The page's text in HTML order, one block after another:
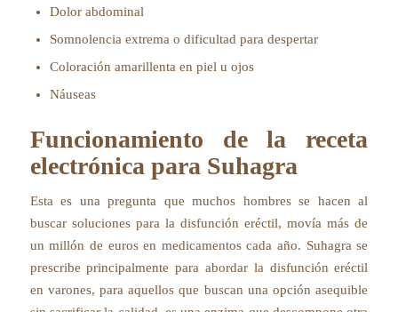
Dolor abdominal
Somnolencia extrema o dificultad para despertar
Coloración amarillenta en piel u ojos
Náuseas
Funcionamiento de la receta
electrónica para Suhagra
Esta es una pregunta que muchos hombres se hacen al
buscar soluciones para la disfunción eréctil, movía más de
un millón de euros en medicamentos cada año. Suhagra se
prescribe principalmente para abordar la disfunción eréctil
en varones, para aquellos que buscan una opción asequible